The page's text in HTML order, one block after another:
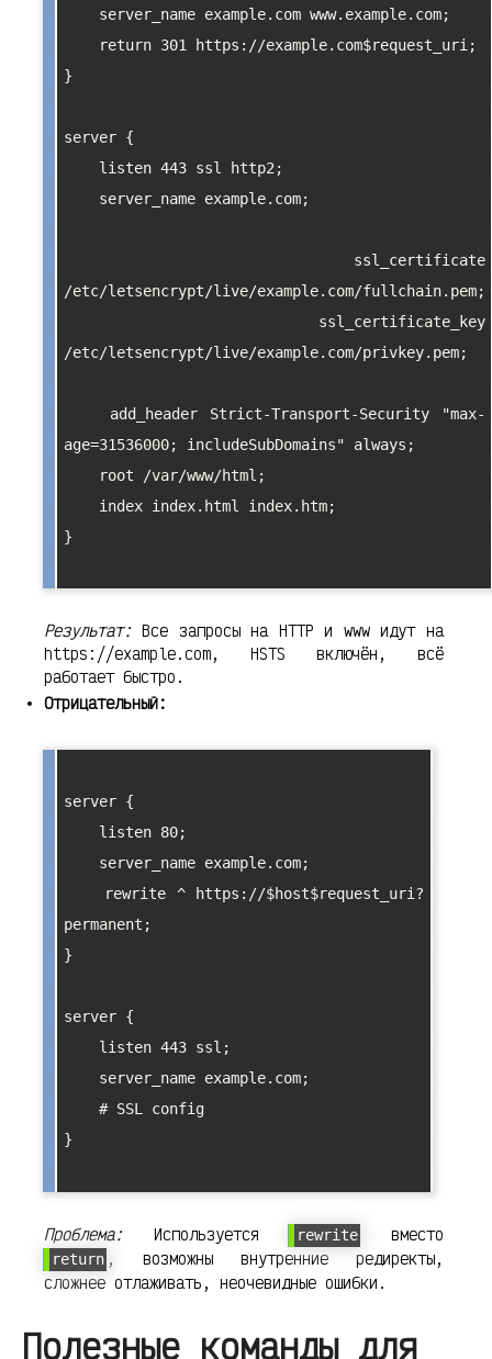
}
server {
/etc/letsencrypt/live/example.com/fullchain.pem;
/etc/letsencrypt/live/example.com/privkey.pem;
age=31536000; includeSubDomains" always;
}
Результат: Все запросы на HTTP и www идут на
https://example.com, HSTS включён, всё
работает быстро.
Отрицательный:
server {
permanent;
}
server {
}
Проблема: Используется rewrite вместо
return , возможны внутренние редиректы,
сложнее отлаживать, неочевидные ошибки.
Полезные команды для